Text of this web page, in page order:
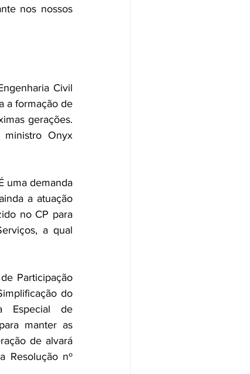
nos nossos
Civil
a formação de
gerações.
Onyx
uma demanda
a atuação
no CP para
a qual
Participação
do
Especial de
manter as
de alvará
Resolução nº